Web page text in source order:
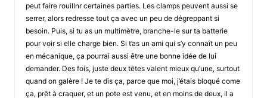
peut faire rouillnr certaines parties. Les clamps peuvent aussi se
serrer, alors redresse tout ça avec un peu de dégreppant si
besoin. Puis, si tu as un multimètre, branche-le sur ta batterie
pour voir si elle charge bien. Si t’as un ami qui s’y connaît un peu
en mécanique, ça pourrai aussi être une bonne idée de lui
demander. Des fois, juste deux têtes valent mieux qu’une, surtout
quand on galère ! Je te dis ça, parce que moi, j’étais bloqué come
ça, prêt à craquer, et un pote est venu, et en moins de deux, il a